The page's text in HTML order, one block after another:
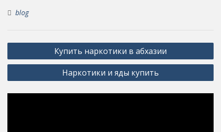
blog
Post
navigation
Купить наркотики в абхазии
Наркотики и яды купить